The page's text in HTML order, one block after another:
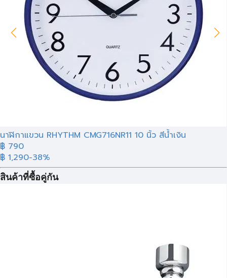
นาฬิกาแขวน RHYTHM CMG716NR11 10 นิ้ว สีน้ำเงิน
฿ 790
฿ 1,290-38%
สินค้าที่ซื้อคู่กัน